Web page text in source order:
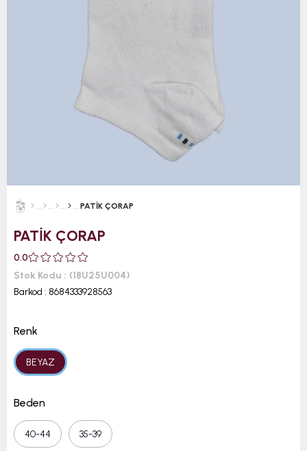
PATİK ÇORAP
PATİK ÇORAP
0.0
Stok Kodu
(18U25U004)
Barkod : 8684333928563
Renk
BEYAZ
Beden
40-44 35-39